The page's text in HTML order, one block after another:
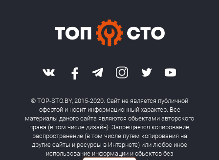
© TOP-STO.BY, 2015-2020. Сайт не является публичной
офертой и носит информационный характер. Все
материалы даного сайта являются обьектами авторского
права (в том числе дизайн). Запрещается копирование,
распространение (в том числе путем копирования на
другие сайты и ресурсы в Интернете) или любое иное
использование информации и обьектов без